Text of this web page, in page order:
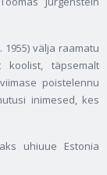
1955) välja raamatu
koolist, täpsemalt
poistelennu
inimesed, kes
uhiuue Estonia